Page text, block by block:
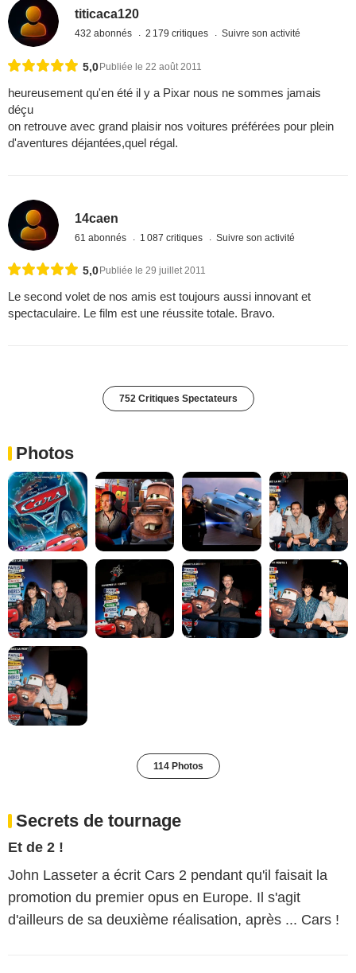
titicaca120
432 abonnés 2 179 critiques Suivre son activité
5,0 Publiée le 22 août 2011
heureusement qu'en été il y a Pixar nous ne sommes jamais
déçu
on retrouve avec grand plaisir nos voitures préférées pour plein
d'aventures déjantées,quel régal.
14caen
61 abonnés 1 087 critiques Suivre son activité
5,0 Publiée le 29 juillet 2011
Le second volet de nos amis est toujours aussi innovant et
spectaculaire. Le film est une réussite totale. Bravo.
752 Critiques Spectateurs
Photos
114 Photos
Secrets de tournage
Et de 2 !
John Lasseter a écrit Cars 2 pendant qu'il faisait la
promotion du premier opus en Europe. Il s'agit
d'ailleurs de sa deuxième réalisation, après ... Cars !